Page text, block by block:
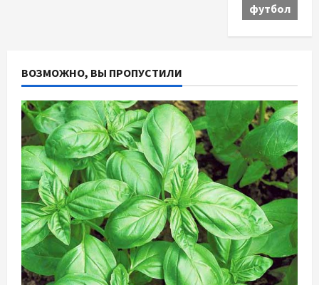
футбол
ВОЗМОЖНО, ВЫ ПРОПУСТИЛИ